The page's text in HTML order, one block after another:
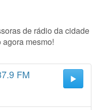
de rádio da cidade
mesmo!
FM